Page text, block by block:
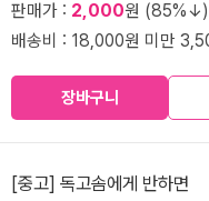
판매가 : 2,000원 (85%↓)
배송비 : 18,000원 미만
장바구니
[중고] 독고솜에게 반하면